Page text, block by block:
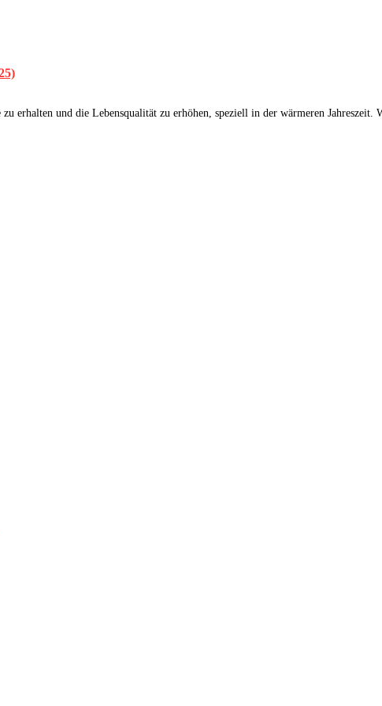
erhalten und die Lebensqualität zu erhöhen, speziell in der wärmeren Jahreszeit.